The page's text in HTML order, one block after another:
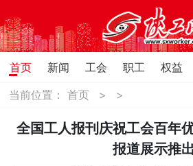
首页 新闻 工会 职工 权益
当前位置：首页 > >
全国工人报刊庆祝工会百年
报道展示推出